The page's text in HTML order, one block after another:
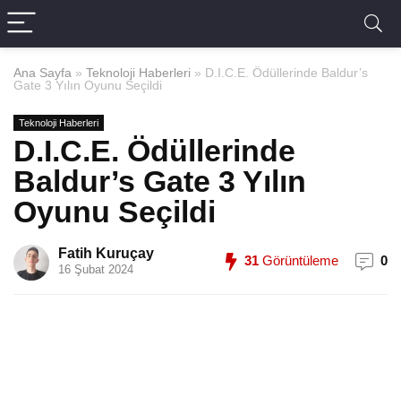
Ana Sayfa » Teknoloji Haberleri » D.I.C.E. Ödüllerinde Baldur’s
Gate 3 Yılın Oyunu Seçildi
Teknoloji Haberleri
D.I.C.E. Ödüllerinde
Baldur’s Gate 3 Yılın
Oyunu Seçildi
Fatih Kuruçay
16 Şubat 2024
31 Görüntüleme 0